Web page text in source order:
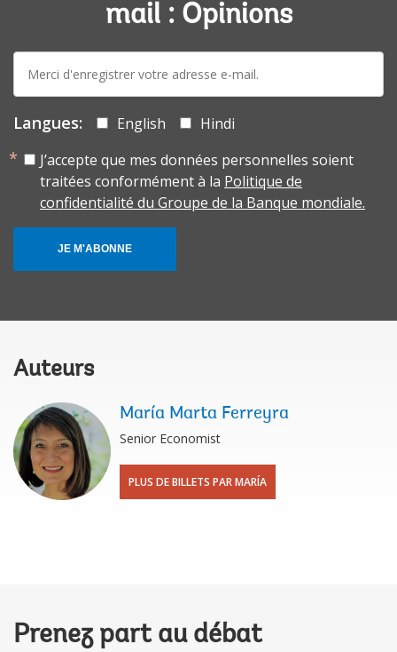
mail : Opinions
mail:
Langues: English
Hindi
J’accepte que mes données personnelles soient
traitées conformément à la Politique de
confidentialité du Groupe de la Banque mondiale.
JE M'ABONNE
Auteurs
María Marta Ferreyra
Senior Economist
PLUS DE BILLETS PAR MARÍA
Prenez part au débat